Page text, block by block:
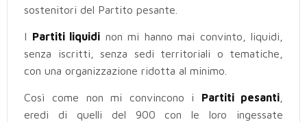
sostenitori del Partito pesante.
I Partiti liquidi non mi hanno mai convinto, liquidi,
senza iscritti, senza sedi territoriali o tematiche,
con una organizzazione ridotta al minimo.
Così come non mi convincono i Partiti pesanti
eredi di quelli del 900 con le loro ingessate